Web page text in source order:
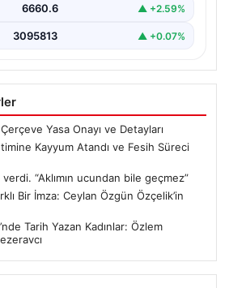
6660.6 ▲ +2.59%
3095813 ▲ +0.07%
Yasa Onayı ve Detayları
Kayyum Atandı ve Fesih Süreci
“Aklımın ucundan bile geçmez”
Bir İmza: Ceylan Özgün Özçelik’in
Tarih Yazan Kadınlar: Özlem